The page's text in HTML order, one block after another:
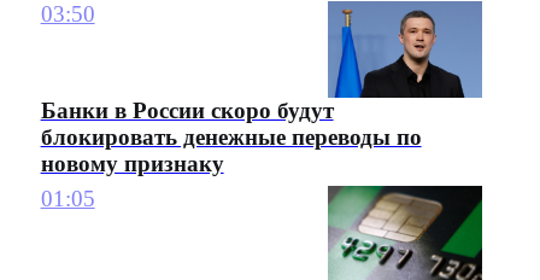
03:50
Банки в России скоро будут
блокировать денежные переводы по
новому признаку
01:05